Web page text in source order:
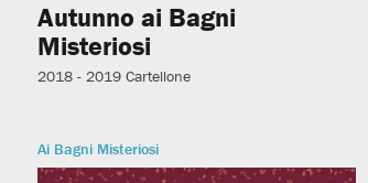
Autunno ai Bagni
Misteriosi
2018 - 2019 Cartellone
Ai Bagni Misteriosi